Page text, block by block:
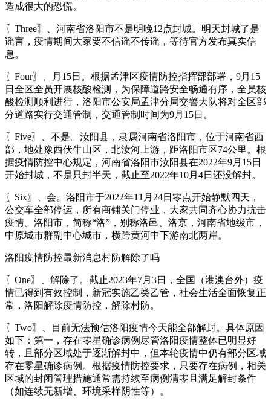
造成很大的恐慌。
〖Three〗、河南省洛阳市不是明晚12点封城。明天封城了是
谣言，疫情期间大家要不信谣不传谣，等待官方发布真实信
息。
〖Four〗、月15日。根据孟津区疫情防控指挥部部署，9月15
日全区全员开展核酸检测，为保障道路安全畅通有序，全员核
酸检测顺利进行，洛阳市公安局孟津分局交警大队将对全区部
分道路实行交通管制，交通管制时间为9月15日。
〖Five〗、不是。汝阳县，隶属河南省洛阳市，位于河南省西
部，地处豫西伏牛山区，北汝河上游，距洛阳市区74公里。根
据疫情防控中心规定，河南省洛阳市汝阳县在2022年9月15日
开始封城，不是只封半天，截止至2022年10月4日还没解封。
〖Six〗、会。洛阳市于2022年11月24日零点开始静默四天，
公交车全部停运，所有商铺关门停业，大家共同齐心协力抗击
疫情。洛阳市，简称“洛”，别称洛邑、洛京，河南省地级市，
中原城市群副中心城市，横跨黄河中下游南北两岸。
洛阳疫情防控最新消息村防解除了吗
〖One〗、解除了。截止2023年7月3日，全国（港澳台外）疫
情已得到有效控制，新冠实施乙类乙管，社会生活全面恢复正
常，洛阳解除疫情防控，解除村防。
〖Two〗、目前无法预估洛阳疫情今天能全部解封。具体原因
如下：第一，存在零星确诊病例尽管洛阳疫情整体已明显好
转，且部分区域处于逐渐解封中，但本轮疫情中仍有部分区域
存在零星确诊病例。根据疫情防控要求，只要存在病例，相关
区域的封闭管理措施通常需持续至病例清零且满足解封条件
（如连续无新增、环境采样阴性等）。